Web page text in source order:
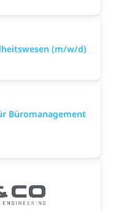
(m/w/d)
Büromanagement